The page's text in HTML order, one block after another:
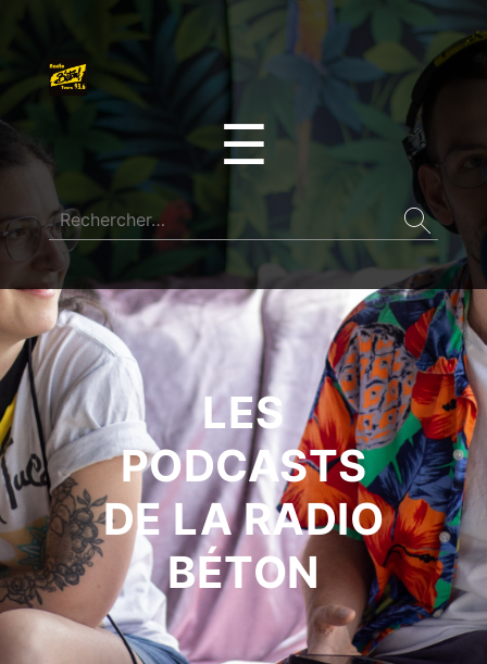
☰
LES
PODCASTS
DE LA RADIO
BÉTON